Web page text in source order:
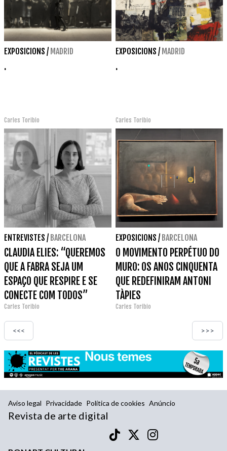
EXPOSICIONS / MADRID
.
Carles Toribio
EXPOSICIONS / MADRID
.
Carles Toribio
ENTREVISTES / BARCELONA
CLAUDIA ELIES: “QUEREMOS
QUE A FABRA SEJA UM
ESPAÇO QUE RESPIRE E SE
CONECTE COM TODOS”
Carles Toribio
EXPOSICIONS / BARCELONA
O MOVIMENTO PERPÉTUO DO
MURO: OS ANOS CINQUENTA
QUE REDEFINIRAM ANTONI
TÀPIES
Carles Toribio
<<< >>>
Aviso legal Privacidade Política de cookies Anúncio
Revista de arte digital